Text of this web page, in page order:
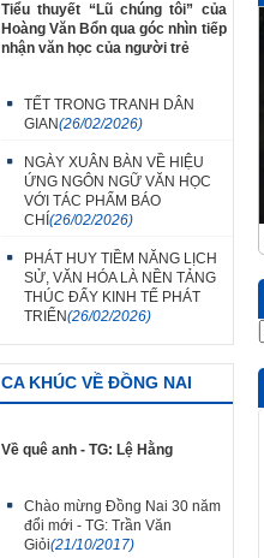
Tiểu thuyết “Lũ chúng tôi” của
Hoàng Văn Bổn qua góc nhìn tiếp
nhận văn học của người trẻ
TẾT TRONG TRANH DÂN
GIAN(26/02/2026)
NGÀY XUÂN BÀN VỀ HIỆU
ỨNG NGÔN NGỮ VĂN HỌC
VỚI TÁC PHẨM BÁO
CHÍ(26/02/2026)
PHÁT HUY TIỀM NĂNG LỊCH
SỬ, VĂN HÓA LÀ NỀN TẢNG
THÚC ĐẨY KINH TẾ PHÁT
TRIỂN(26/02/2026)
CA KHÚC VỀ ĐỒNG NAI
Về quê anh - TG: Lệ Hằng
Chào mừng Đồng Nai 30 năm
đổi mới - TG: Trần Văn
Giỏi(21/10/2017)